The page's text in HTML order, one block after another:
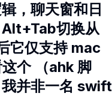
，聊天窗和日
切换从
它仅支持 mac
个 （ahk 脚
并非一名 swift